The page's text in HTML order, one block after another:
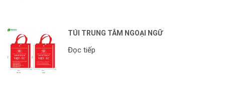
TÚI TRUNG TÂM NGOẠI NGỮ
Đọc tiếp